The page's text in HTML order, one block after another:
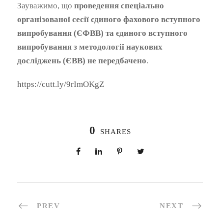
Зауважимо, що проведення спеціально
організованої сесії єдиного фахового вступного
випробування (ЄФВВ) та єдиного вступного
випробування з методології наукових
досліджень (ЄВВ) не передбачено.
https://cutt.ly/9rImOKgZ
0 SHARES
PREV NEXT